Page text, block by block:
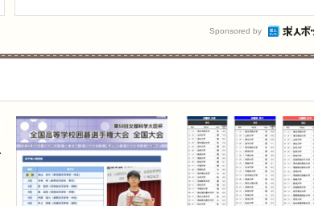
Sponsored by